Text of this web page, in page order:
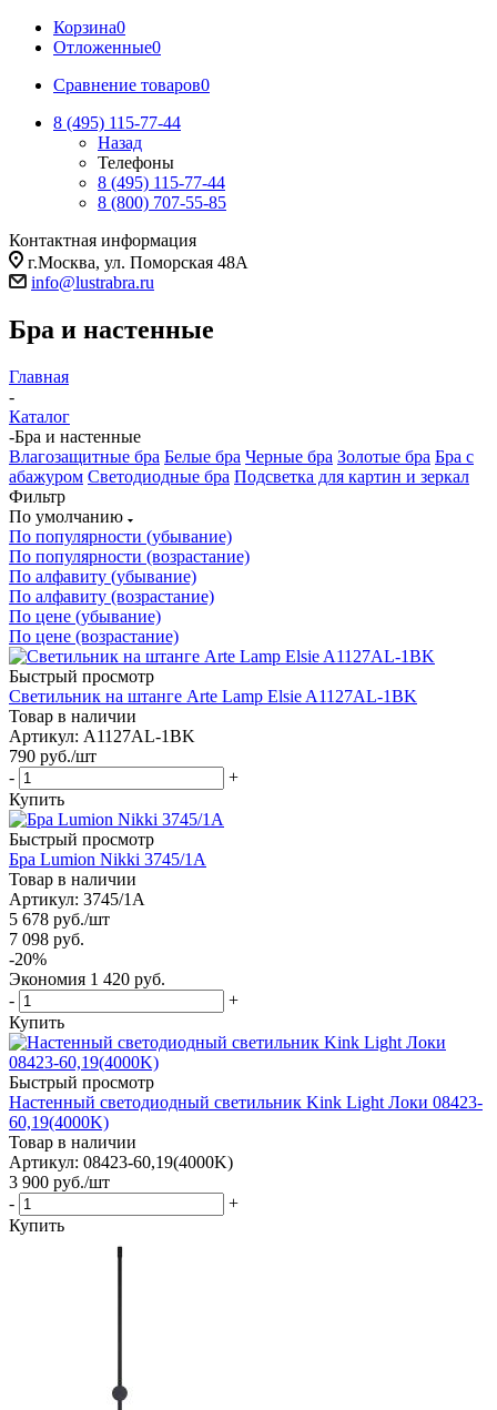
Корзина0
Отложенные0
Сравнение товаров0
8 (495) 115-77-44
Назад
Телефоны
8 (495) 115-77-44
8 (800) 707-55-85
Контактная информация
г.Москва, ул. Поморская 48А
info@lustrabra.ru
Бра и настенные
Главная
-
Каталог
-Бра и настенные
Влагозащитные бра Белые бра Черные бра Золотые бра Бра с
абажуром Светодиодные бра Подсветка для картин и зеркал
Фильтр
По умолчанию
По популярности (убывание)
По популярности (возрастание)
По алфавиту (убывание)
По алфавиту (возрастание)
По цене (убывание)
По цене (возрастание)
Быстрый просмотр
Светильник на штанге Arte Lamp Elsie A1127AL-1BK
Товар в наличии
Артикул: A1127AL-1BK
790 руб./шт
-
+
Купить
Быстрый просмотр
Бра Lumion Nikki 3745/1A
Товар в наличии
Артикул: 3745/1A
5 678 руб./шт
7 098 руб.
-20%
Экономия 1 420 руб.
-
+
Купить
Быстрый просмотр
Настенный светодиодный светильник Kink Light Локи 08423-
60,19(4000K)
Товар в наличии
Артикул: 08423-60,19(4000K)
3 900 руб./шт
-
+
Купить